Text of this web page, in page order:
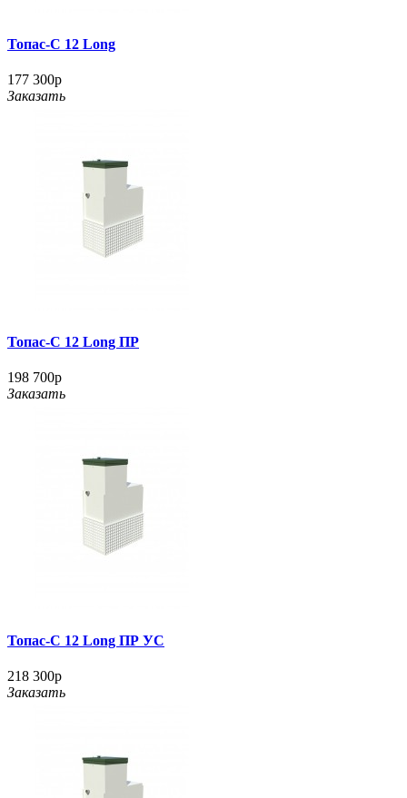
Топас-С 12 Long
177 300р
Заказать
Топас-С 12 Long ПР
198 700р
Заказать
Топас-С 12 Long ПР УС
218 300р
Заказать